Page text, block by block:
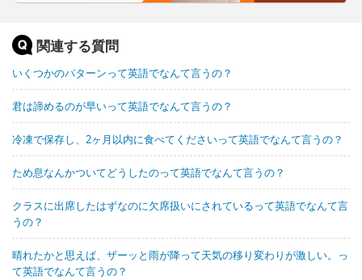
関連する質問
いくつかのパターンって英語でなんて言うの？
君は諦めるのが早いって英語でなんて言うの？
冷凍で保存し、2ヶ月以内に食べてくださいって英語でなんて言うの？
ため息なんかついてどうしたのって英語でなんて言うの？
クラスに出席したはずなのに欠席扱いにされているって英語でなんて言
うの？
晴れたかと思えば、ザーッと雨が降って天気の移り変わりが激しい。っ
て英語でなんて言うの？